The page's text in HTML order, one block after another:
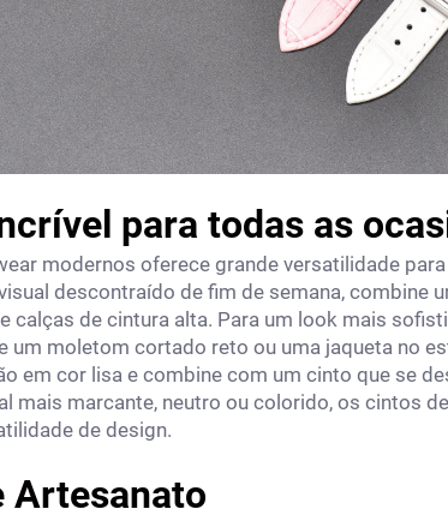
para todas as
modernos oferece grande versatilidade
descontraído de fim de semana, combine
calças de cintura alta. Para um look mais
um moletom cortado reto ou uma jaqueta no
em cor lisa e combine com um cinto que se
mais marcante, neutro ou colorido, os cintos
de design.
Artesanato